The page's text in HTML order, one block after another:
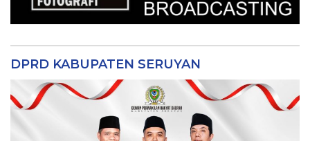
DPRD KABUPATEN SERUYAN